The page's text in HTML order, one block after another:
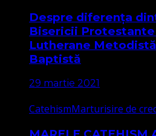
Despre diferența
Bisericii Protestante
Lutherane
Baptistă
29 martie 2021
CatehismMarturisire de